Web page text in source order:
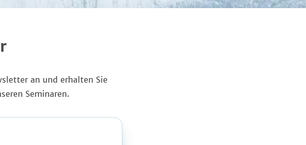
an und erhalten Sie
Seminaren.